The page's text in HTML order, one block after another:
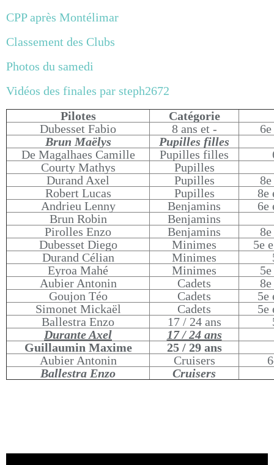
CPP après Montélimar
Classement des Clubs
Photos du samedi
Vidéos des finales par steph2672
Pilotes
Catégorie
Dubesset Fabio
8 ans et -
Brun Maëlys
Pupilles filles
De Magalhaes Camille
Pupilles filles
Courty Mathys
Pupilles
Durand Axel
Pupilles
Robert Lucas
Pupilles
8e
Andrieu Lenny
Benjamins
6e
Brun Robin
Benjamins
Pirolles Enzo
Benjamins
Dubesset Diego
Minimes
5e
Durand Célian
Minimes
Eyroa Mahé
Minimes
Aubier Antonin
Cadets
Goujon Téo
Cadets
5e
Simonet Mickaël
Cadets
5e
Ballestra Enzo
17 / 24 ans
Durante Axel
17 / 24 ans
Guillaumin Maxime
25 / 29 ans
Aubier Antonin
Cruisers
Ballestra Enzo
Cruisers